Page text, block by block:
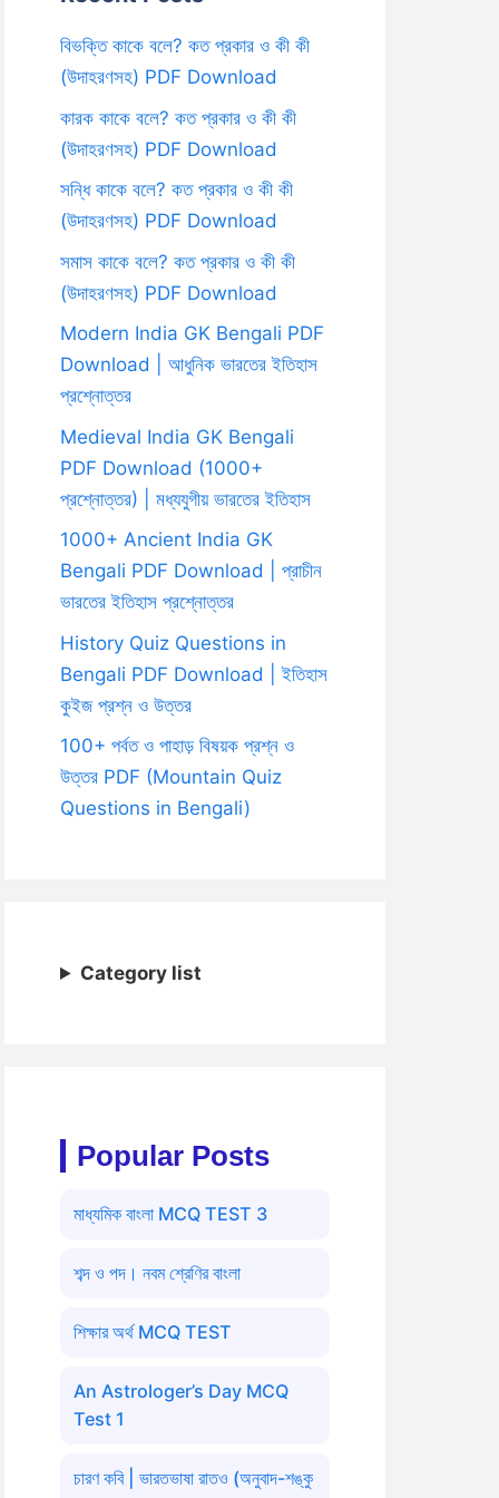
বিভক্তি কাকে বলে? কত প্রকার ও কী কী
(উদাহরণসহ) PDF Download
কারক কাকে বলে? কত প্রকার ও কী কী
(উদাহরণসহ) PDF Download
সন্ধি কাকে বলে? কত প্রকার ও কী কী
(উদাহরণসহ) PDF Download
সমাস কাকে বলে? কত প্রকার ও কী কী
(উদাহরণসহ) PDF Download
Modern India GK Bengali PDF
Download | আধুনিক ভারতের ইতিহাস
প্রশ্নোত্তর
Medieval India GK Bengali
PDF Download (1000+
প্রশ্নোত্তর) | মধ্যযুগীয় ভারতের ইতিহাস
1000+ Ancient India GK
Bengali PDF Download | প্রাচীন
ভারতের ইতিহাস প্রশ্নোত্তর
History Quiz Questions in
Bengali PDF Download | ইতিহাস
কুইজ প্রশ্ন ও উত্তর
100+ পর্বত ও পাহাড় বিষয়ক প্রশ্ন ও
উত্তর PDF (Mountain Quiz
Questions in Bengali)
Category list
Popular Posts
মাধ্যমিক বাংলা MCQ TEST 3
শব্দ ও পদ। নবম শ্রেণির বাংলা
শিক্ষার অর্থ MCQ TEST
An Astrologer’s Day MCQ
Test 1
চারণ কবি | ভারতভাষা রাতও (অনুবাদ-শঙ্কু